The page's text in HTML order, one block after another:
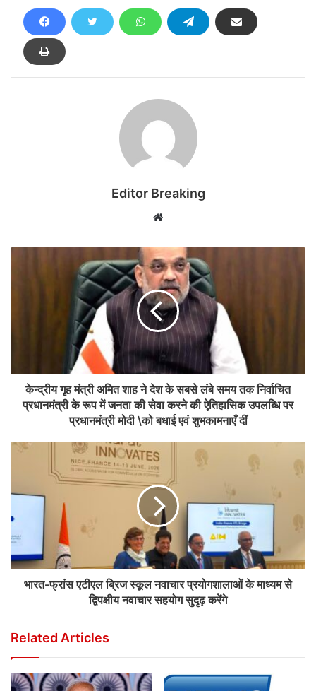
Editor Breaking
Website
केन्द्रीय गृह मंत्री अमित शाह ने देश के सबसे लंबे समय तक निर्वाचित
प्रधानमंत्री के रूप में जनता की सेवा करने की ऐतिहासिक उपलब्धि पर
प्रधानमंत्री मोदी \को बधाई एवं शुभकामनाएँ दीं
भारत-फ्रांस एटीएल ब्रिज स्कूल नवाचार प्रयोगशालाओं के माध्यम से
द्विपक्षीय नवाचार सहयोग सुदृढ़ करेंगे
Related Articles